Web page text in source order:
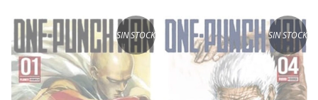
SIN STOCK SIN STOCK